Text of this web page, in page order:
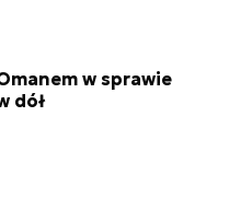
w sprawie
dół